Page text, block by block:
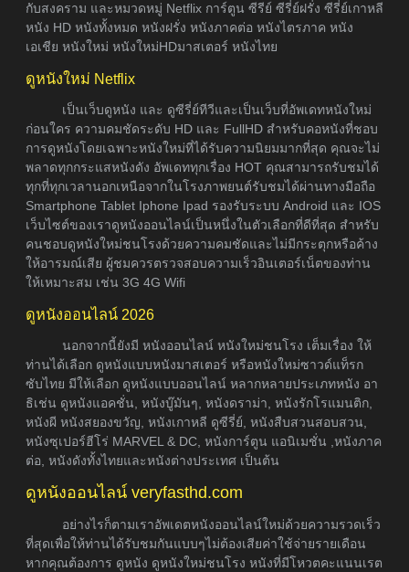
กับสงคราม และหมวดหมู่ Netflix การ์ตูน ซีรีย์ ซีรี่ย์ฝรั่ง ซีรี่ย์เกาหลี
หนัง HD หนังทั้งหมด หนังฝรั่ง หนังภาคต่อ หนังไตรภาค หนัง
เอเชีย หนังใหม่ หนังใหม่HDมาสเตอร์ หนังไทย
ดูหนังใหม่ Netflix
เป็นเว็บดูหนัง และ ดูซีรี่ย์ทีวีและเป็นเว็บที่อัพเดทหนังใหม่
ก่อนใคร ความคมชัดระดับ HD และ FullHD สำหรับคอหนังที่ชอบ
การดูหนังโดยเฉพาะหนังใหม่ที่ได้รับความนิยมมากที่สุด คุณจะไม่
พลาดทุกกระแสหนังดัง อัพเดททุกเรื่อง HOT คุณสามารถรับชมได้
ทุกที่ทุกเวลานอกเหนือจากในโรงภาพยนต์รับชมได้ผ่านทางมือถือ
Smartphone Tablet Iphone Ipad รองรับระบบ Android และ IOS
เว็บไซต์ของเราดูหนังออนไลน์เป็นหนึ่งในตัวเลือกที่ดีที่สุด สำหรับ
คนชอบดูหนังใหม่ชนโรงด้วยความคมชัดและไม่มีกระตุกหรือค้าง
ให้อารมณ์เสีย ผู้ชมควรตรวจสอบความเร็วอินเตอร์เน็ตของท่าน
ให้เหมาะสม เช่น 3G 4G Wifi
ดูหนังออนไลน์ 2026
นอกจากนี้ยังมี หนังออนไลน์ หนังใหม่ชนโรง เต็มเรื่อง ให้
ท่านได้เลือก ดูหนังแบบหนังมาสเตอร์ หรือหนังใหม่ซาวด์แท็รก
ซับไทย มีให้เลือก ดูหนังแบบออนไลน์ หลากหลายประเภทหนัง อา
ธิเช่น ดูหนังแอคชั่น, หนังบู๊มันๆ, หนังดราม่า, หนังรักโรแมนติก,
หนังผี หนังสยองขวัญ, หนังเกาหลี ดูซีรี่ย์, หนังสืบสวนสอบสวน,
หนังซุเปอร์ฮีโร่ MARVEL & DC, หนังการ์ตูน แอนิเมชั่น ,หนังภาค
ต่อ, หนังดังทั้งไทยและหนังต่างประเทศ เป็นต้น
ดูหนังออนไลน์ veryfasthd.com
อย่างไรก็ตามเราอัพเดตหนังออนไลน์ใหม่ด้วยความรวดเร็ว
ที่สุดเพื่อให้ท่านได้รับชมกันแบบๆไม่ต้องเสียค่าใช้จ่ายรายเดือน
หากคุณต้องการ ดูหนัง ดูหนังใหม่ชนโรง หนังที่มีโหวตคะแนนเรต